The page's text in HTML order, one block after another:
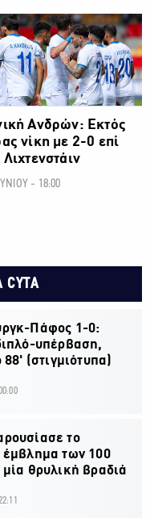
ΠΟΔΟΣΦΑΙΡΟ
Ανδρών: Εκτός
νίκη με 2-0 επί
Λιχτενστάιν
- 18:00
Πάφος 1-0:
υπέρβαση,
(στιγμιότυπα)
το
έμβλημα των 100
θρυλική βραδιά